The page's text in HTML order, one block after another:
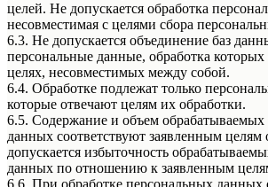
целей. Не допускается обработка
несовместимая с целями сбора
6.3. Не допускается объединение баз
персональные данные, обработка которых
целях, несовместимых между собой.
6.4. Обработке подлежат только
которые отвечают целям их обработки.
6.5. Содержание и объем обрабатываемых
данных соответствуют заявленным целям
допускается избыточность
данных по отношению к заявленным
6.6. При обработке персональных данных